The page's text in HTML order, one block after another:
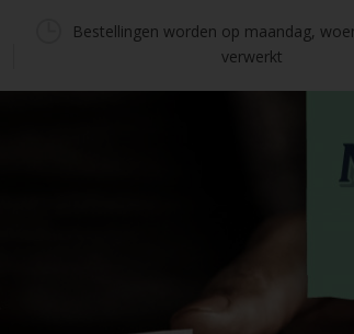
Bestellingen worden op maandag,
verwerkt